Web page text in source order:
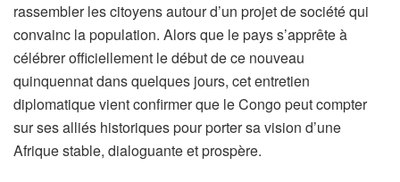
rassembler les citoyens autour d’un projet de société qui
convainc la population. Alors que le pays s’apprête à
célébrer officiellement le début de ce nouveau
quinquennat dans quelques jours, cet entretien
diplomatique vient confirmer que le Congo peut compter
sur ses alliés historiques pour porter sa vision d’une
Afrique stable, dialoguante et prospère.